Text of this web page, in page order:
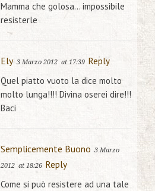
Mamma che golosa… impossibile
resisterle
Ely 3 Marzo 2012 at 17:39 Reply
Quel piatto vuoto la dice molto
molto lunga!!!! Divina oserei dire!!!
Baci
Semplicemente Buono 3 Marzo
2012 at 18:26 Reply
Come si può resistere ad una tale